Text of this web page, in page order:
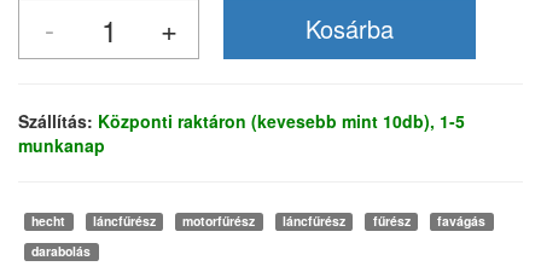
Szállítás: Központi raktáron (kevesebb mint 10db), 1-5
munkanap
hecht láncfűrész motorfűrész láncfűrész fűrész
favágás
darabolás